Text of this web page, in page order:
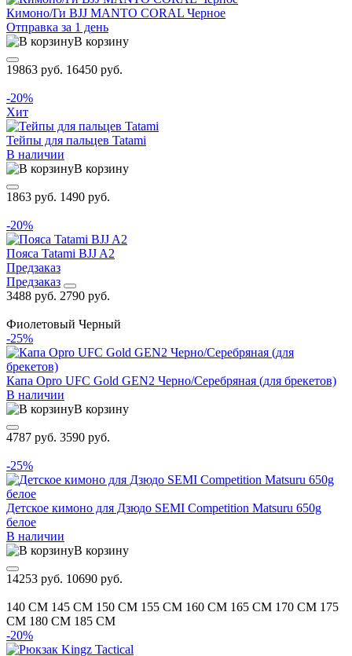
Кимоно/Ги BJJ MANTO CORAL Черное
Отправка за 1 день
В корзину
19863 руб. 16450 руб.
-20%
Хит
Тейпы для пальцев Tatami
В наличии
В корзину
1863 руб. 1490 руб.
-20%
Пояса Tatami BJJ A2
Предзаказ
Предзаказ
3488 руб. 2790 руб.
Фиолетовый Черный
-25%
Капа Opro UFC Gold GEN2 Черно/Серебряная (для брекетов)
В наличии
В корзину
4787 руб. 3590 руб.
-25%
Детское кимоно для Дзюдо SEMI Competition Matsuru 650g
белое
В наличии
В корзину
14253 руб. 10690 руб.
140 CM 145 CM 150 CM 155 CM 160 CM 165 CM 170 CM 175
CM 180 CM 185 CM
-20%